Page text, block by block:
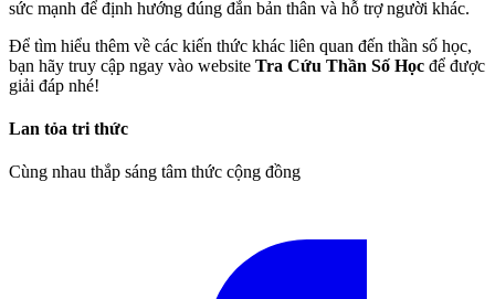
sức mạnh để định hướng đúng đắn bản thân và hỗ trợ người khác.
Để tìm hiểu thêm về các kiến thức khác liên quan đến thần số học,
bạn hãy truy cập ngay vào website Tra Cứu Thần Số Học để được
giải đáp nhé!
Lan tỏa tri thức
Cùng nhau thắp sáng tâm thức cộng đồng